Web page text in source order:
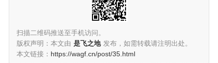
扫描二维码推送至手机访问。
版权声明：本文由 是飞之地 发布，如需转载请注明出处。
本文链接： https://wagf.cn/post/35.html